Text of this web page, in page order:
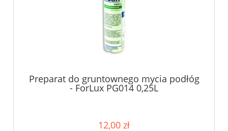
Preparat do gruntownego mycia podłóg
- ForLux PG014 0,25L
12,00 zł